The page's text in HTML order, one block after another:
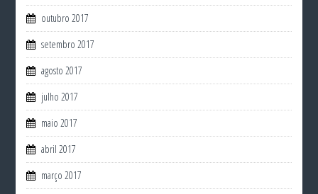
outubro 2017
setembro 2017
agosto 2017
julho 2017
maio 2017
abril 2017
março 2017